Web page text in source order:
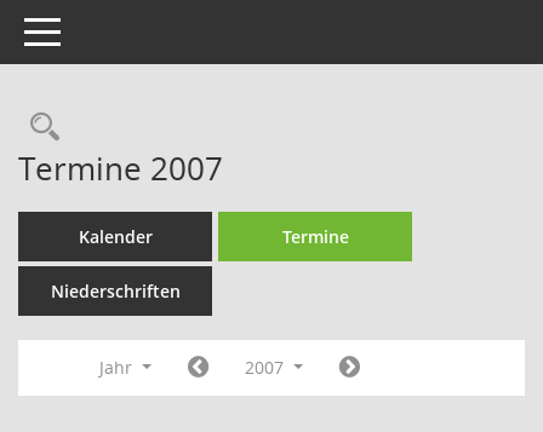
Toggle navigation
Rechercheauswahl
Termine 2007
Kalender Termine
Niederschriften
Jahr 2007